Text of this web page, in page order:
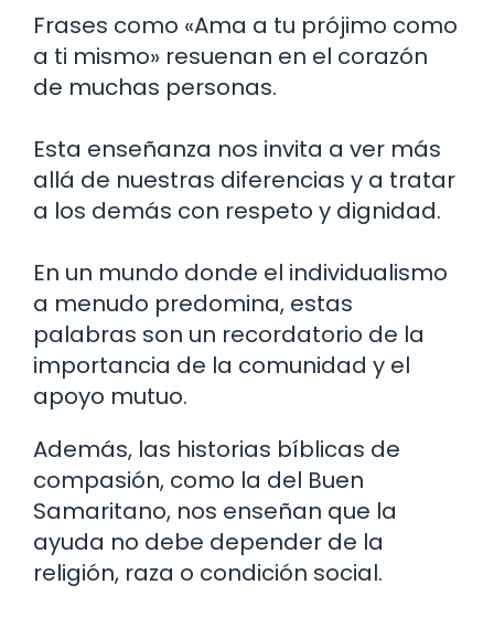
Frases como «Ama a tu prójimo como
a ti mismo» resuenan en el corazón
de muchas personas.
Esta enseñanza nos invita a ver más
allá de nuestras diferencias y a tratar
a los demás con respeto y dignidad.
En un mundo donde el individualismo
a menudo predomina, estas
palabras son un recordatorio de la
importancia de la comunidad y el
apoyo mutuo.
Además, las historias bíblicas de
compasión, como la del Buen
Samaritano, nos enseñan que la
ayuda no debe depender de la
religión, raza o condición social.